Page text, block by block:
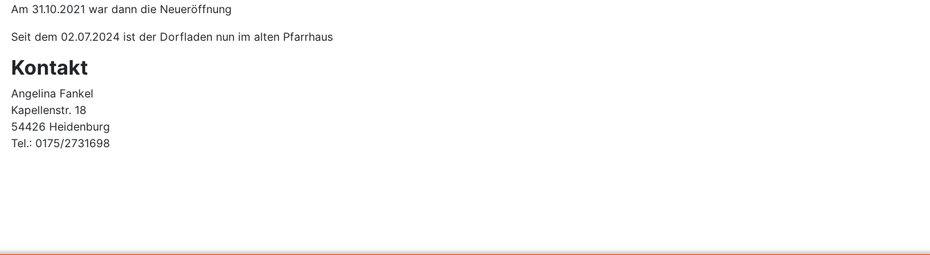
Am 31.10.2021 war dann die Neueröffnung
Seit dem 02.07.2024 ist der Dorfladen nun im alten Pfarrhaus
Kontakt
Angelina Fankel
Kapellenstr. 18
54426 Heidenburg
Tel.: 0175/2731698